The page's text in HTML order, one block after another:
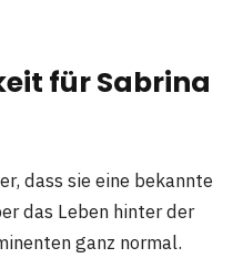
für Sabrina
dass sie eine bekannte
das Leben hinter der
ganz normal.